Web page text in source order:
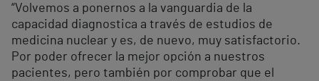
“Volvemos a ponernos a la vanguardia de la
capacidad diagnostica a través de estudios de
medicina nuclear y es, de nuevo, muy satisfactorio.
Por poder ofrecer la mejor opción a nuestros
pacientes, pero también por comprobar que el